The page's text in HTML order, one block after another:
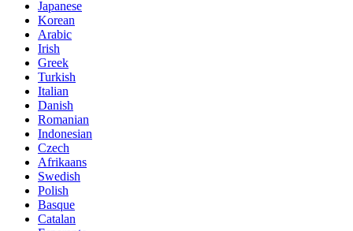
Japanese
Korean
Arabic
Irish
Greek
Turkish
Italian
Danish
Romanian
Indonesian
Czech
Afrikaans
Swedish
Polish
Basque
Catalan